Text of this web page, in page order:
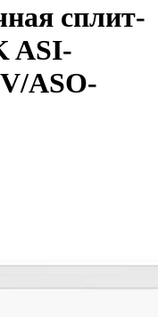
сплит-
ASI-
ASO-